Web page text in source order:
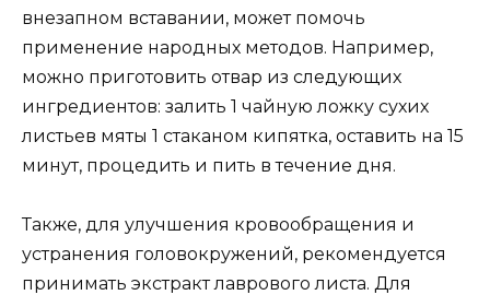
внезапном вставании, может помочь
применение народных методов. Например,
можно приготовить отвар из следующих
ингредиентов: залить 1 чайную ложку сухих
листьев мяты 1 стаканом кипятка, оставить на 15
минут, процедить и пить в течение дня.
Также, для улучшения кровообращения и
устранения головокружений, рекомендуется
принимать экстракт лаврового листа. Для